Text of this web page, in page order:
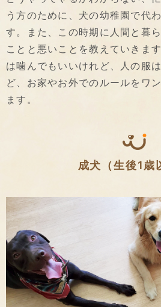
う方のために、犬の幼稚園で代
す。また、この時期に人間と暮
ことと悪いことを教えていきま
は噛んでもいいけれど、人の服
ど、お家やお外でのルールをワ
ます。
成犬（生後1歳